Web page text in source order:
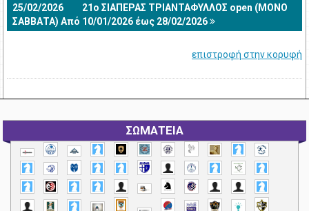
25/02/2026
21ο ΣΙΑΠΕΡΑΣ ΤΡΙΑΝΤΑΦΥΛΛΟΣ open (ΜΟΝΟ
ΣΑΒΒΑΤΑ) Από 10/01/2026 έως 28/02/2026
επιστροφή στην κορυφή
ΣΩΜΑΤΕΙΑ